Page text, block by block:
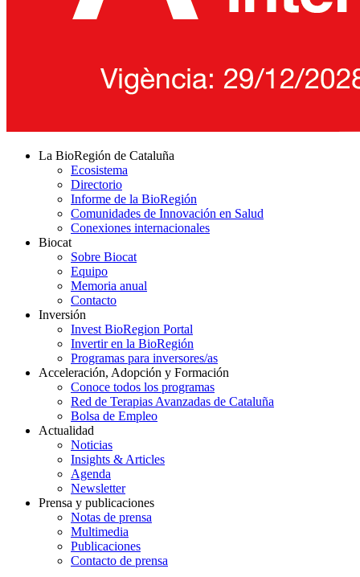
La BioRegión de Cataluña
Ecosistema
Directorio
Informe de la BioRegión
Comunidades de Innovación en Salud
Conexiones internacionales
Biocat
Sobre Biocat
Equipo
Memoria anual
Contacto
Inversión
Invest BioRegion Portal
Invertir en la BioRegión
Programas para inversores/as
Acceleración, Adopción y Formación
Conoce todos los programas
Red de Terapias Avanzadas de Cataluña
Bolsa de Empleo
Actualidad
Noticias
Insights & Articles
Agenda
Newsletter
Prensa y publicaciones
Notas de prensa
Multimedia
Publicaciones
Contacto de prensa